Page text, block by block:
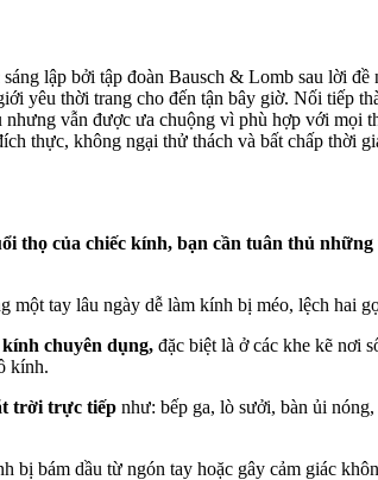
lập bởi tập đoàn Bausch & Lomb sau lời
yêu thời trang cho đến tận bây giờ. Nối tiếp
vẫn được ưa chuộng vì phù hợp với
thực, không ngại thử thách và bất chấp thời
thọ của chiếc kính, bạn cần tuân thủ
một tay lâu ngày dễ làm kính bị méo, lệch hai
chuyên dụng, đặc biệt là ở các khe kẽ nơi
kính.
trời trực tiếp như: bếp ga, lò sưởi, bàn ủi
bị bám dầu từ ngón tay hoặc gây cảm giác